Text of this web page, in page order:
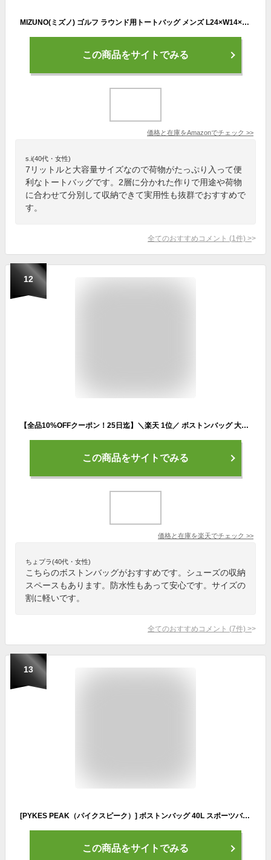
MIZUNO(ミズノ) ゴルフ ラウンド用トートバッグ メンズ L24×W14×H26cm 約7L ブラック 5LJP2201
この商品をサイトでみる
価格と在庫をAmazonでチェック >>
s.i(40代・女性)
7リットルと大容量サイズなので荷物がたっぷり入って便
利なトートバッグです。2層に分かれた作りで用途や荷物
に合わせて分別して収納できて実用性も抜群でおすすめで
す。
全てのおすすめコメント (1 件) >
12
【全品10%OFFクーポン！25日迄】＼楽天 1位／ ボストンバッグ 大容量 ゴルフ バッグ シューズ 収納 メンズ レディース 軽量 旅行 防水 ラウンド ジムバッグ 2泊 機内持込 出張 スポーツ 修学旅行 トラベルバッグ キャリーオンバッグ 旅行カバン パイクスピーク
この商品をサイトでみる
価格と在庫を楽天でチェック >>
ちょプラ(40代・女性)
こちらのボストンバッグがおすすめです。シューズの収納
スペースもあります。防水性もあって安心です。サイズの
割に軽いです。
全てのおすすめコメント (7件) >
13
[PYKES PEAK（パイクスピーク）] ボストンバッグ 40L スポーツバッグ ゴルフバッグ ジム 旅行 大容量 防水加工 【シューズインポケット付】 メンズ レディース
この商品をサイトでみる